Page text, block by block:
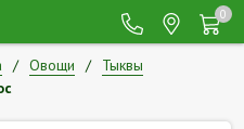
0
Овощи
Тыквы